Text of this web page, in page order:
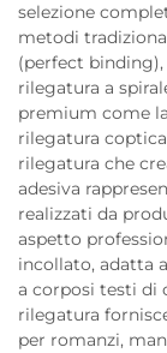
selezione
metodi
(perfect
rilegatura a
premium come
rilegatura
rilegatura che
adesiva
realizzati da
aspetto
incollato, adatta
a corposi testi di
rilegatura
per romanzi,